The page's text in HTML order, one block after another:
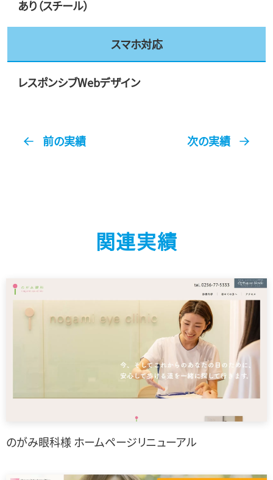
あり（スチール）
スマホ対応
レスポンシブWebデザイン
前の実績 次の実績
関連実績
のがみ眼科様 ホームページリニューアル